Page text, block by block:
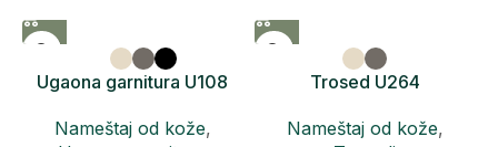
Ugaona garnitura U108
Nameštaj od kože,
Trosed U264
Nameštaj od kože,